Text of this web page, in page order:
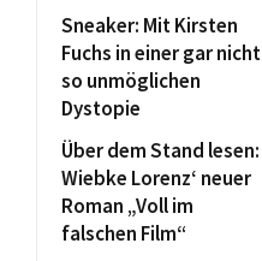
Sneaker: Mit Kirsten
Fuchs in einer gar nicht
so unmöglichen
Dystopie
Über dem Stand lesen:
Wiebke Lorenz‘ neuer
Roman „Voll im
falschen Film“